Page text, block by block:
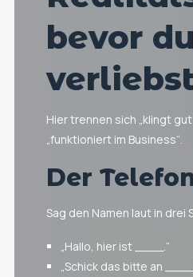
bevor
Hier trennen sich „klingt gut
„funktioniert im Business“.
Der
Sag den Namen laut in drei
„Hallo, hier ist ____.“
„Schick das bitte an